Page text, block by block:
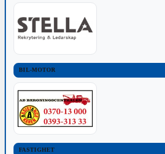
BIL-MOTOR
FASTIGHET